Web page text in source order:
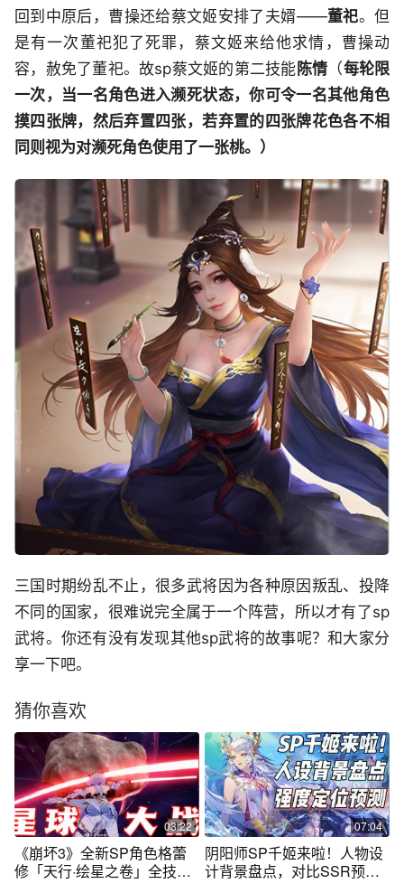
回到中原后，曹操还给蔡文姬安排了夫婿——董祀。但
是有一次董祀犯了死罪，蔡文姬来给他求情，曹操动
容，赦免了董祀。故sp蔡文姬的第二技能 陈情 （每轮限
一次，当一名角色进入濒死状态，你可令一名其他角色
摸四张牌，然后弃置四张，若弃置的四张牌花色各不相
同则视为对濒死角色使用了一张桃。）
三国时期纷乱不止，很多武将因为各种原因叛乱、投降
不同的国家，很难说完全属于一个阵营，所以才有了sp
武将。你还有没有发现其他sp武将的故事呢？和大家分
享一下吧。
猜你喜欢
03:22
《崩坏3》全新SP角色格蕾
修「天行·绘星之卷」全技能
07:04
阴阳师SP千姬来啦！人物设
计背景盘点，对比SSR预测